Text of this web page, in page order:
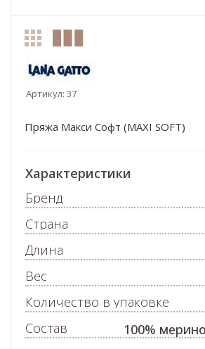
Артикул: 37
Пряжа Макси Софт (MAXI SOFT)
Характеристики
Бренд
Страна
Длина
Вес
Количество в упаковке
Состав
100%